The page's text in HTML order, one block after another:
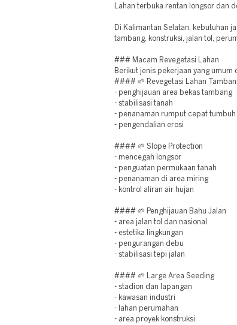
Lahan terbuka rentan longsor dan
Di Kalimantan Selatan, kebutuhan
tambang, konstruksi, jalan tol,
### Macam Revegetasi Lahan
Berikut jenis pekerjaan yang umum
#### 🌱 Revegetasi Lahan
- penghijauan area bekas tambang
- stabilisasi tanah
- penanaman rumput cepat tumbuh
- pengendalian erosi
#### 🌱 Slope Protection
- mencegah longsor
- penguatan permukaan tanah
- penanaman di area miring
- kontrol aliran air hujan
#### 🌱 Penghijauan Bahu Jalan
- area jalan tol dan nasional
- estetika lingkungan
- pengurangan debu
- stabilisasi tepi jalan
#### 🌱 Large Area Seeding
- stadion dan lapangan
- kawasan industri
- lahan perumahan
- area proyek konstruksi